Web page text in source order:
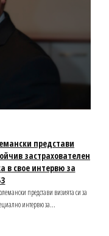
представи
застрахователен
в свое интервю за
представи визията си за
интервю за...